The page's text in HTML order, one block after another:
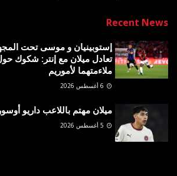
Recent News
إستوبينيان و موسى تحت
تعادل ميلان مع إنتر: شكوك
ملاءمتهما لأموريم
ميلان مهتم باللاعب داريو